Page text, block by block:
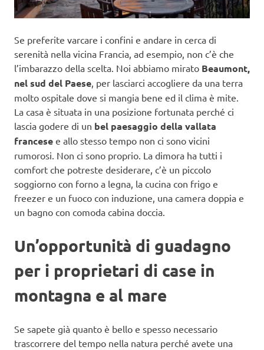
Se preferite varcare i confini e andare in cerca di
serenità nella vicina Francia, ad esempio, non c’è che
l’imbarazzo della scelta. Noi abbiamo mirato Beaumont,
nel sud del Paese , per lasciarci accogliere da una terra
molto ospitale dove si mangia bene ed il clima è mite.
La casa è situata in una posizione fortunata perché ci
lascia godere di un bel paesaggio della vallata
francese e allo stesso tempo non ci sono vicini
rumorosi. Non ci sono proprio. La dimora ha tutti i
comfort che potreste desiderare, c’è un piccolo
soggiorno con forno a legna, la cucina con frigo e
freezer e un fuoco con induzione, una camera doppia e
un bagno con comoda cabina doccia.
Un’opportunità di guadagno
per i proprietari di case in
montagna e al mare
Se sapete già quanto è bello e spesso necessario
trascorrere del tempo nella natura perché avete una